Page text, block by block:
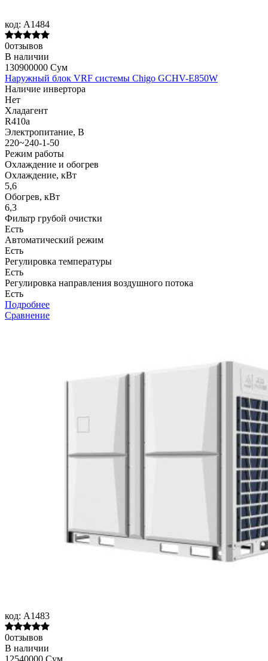
код: A1484
0отзывов
В наличии
130900000 Сум
Наружный блок VRF системы Chigo GCHV-E850W
Наличие инвертора
Нет
Хладагент
R410a
Электропитание, В
220~240-1-50
Режим работы
Охлаждение и обогрев
Охлаждение, кВт
5,6
Обогрев, кВт
6,3
Фильтр грубой очистки
Есть
Автоматический режим
Есть
Регулировка температуры
Есть
Регулировка направления воздушного потока
Есть
Подробнее
Сравнение
код: A1483
0отзывов
В наличии
12540000 Сум